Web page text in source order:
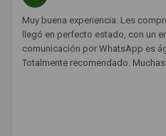
Muy buena experiencia. Les
llegó en perfecto estado, con un
comunicación por WhatsApp es
Totalmente recomendado.